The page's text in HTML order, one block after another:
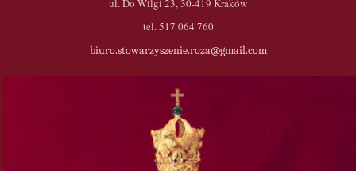
ul. Do Wilgi 23, 30-419 Kraków
tel. 517 064 760
biuro.stowarzyszenie.roza@gmail.com